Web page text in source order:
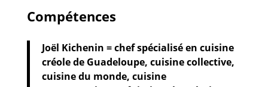
Compétences
Joël Kichenin = chef spécialisé en cuisine
créole de Guadeloupe, cuisine collective,
cuisine du monde, cuisine